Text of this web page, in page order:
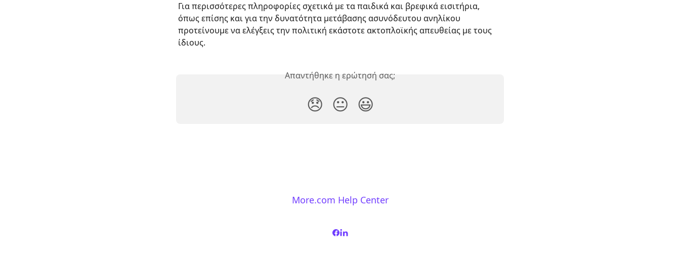
Για περισσότερες πληροφορίες σχετικά με τα παιδικά και βρεφικά εισιτήρια,
όπως επίσης και για την δυνατότητα μετάβασης ασυνόδευτου ανηλίκου
προτείνουμε να ελέγξεις την πολιτική εκάστοτε ακτοπλοϊκής απευθείας με τους
ίδιους.
Απαντήθηκε η ερώτησή σας;
😞 😐 😃
More.com Help Center